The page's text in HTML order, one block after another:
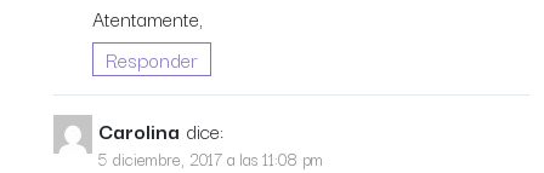
Atentamente,
Responder
Carolina dice:
5 diciembre, 2017 a las 11:08 pm